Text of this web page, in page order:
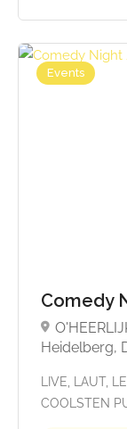
Events
Comedy
Heidelberg,
LIVE, LAUT,
COOLSTEN